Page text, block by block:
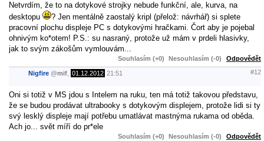
Netvrdím, že to na dotykové strojky nebude funkční, ale, kurva, na
desktopu
? Jen mentálně zaostalý kripl (přelož: návrhář) si splete
pracovní plochu displeje PC s dotykovými hračkami. Čort aby je pojebal
ohnivým ko*otem! P.S.: su nasraný, protože už mám v prdeli hlasivky,
jak to svým zákošům vymlouvám...
Souhlasím (+0) Nesouhlasím (-0) Odpovědět
Nigfire @mif 01.12.2012 21:51 #12
Oni si totiž v MS jdou s Intelem na ruku, ten má totiž takovou představu,
že se budou prodávat ultrabooky s dotykovým displejem, protože lidi si ty
svý lesklý displeje mají potřebu umatlávat mastnýma rukama od oběda.
Ach jo... svět míří do pr*ele
Souhlasím (+0) Nesouhlasím (-0) Odpovědět